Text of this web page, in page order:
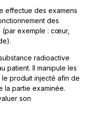
effectue des examens
des
(par exemple : cœur,
radioactive
patient. Il manipule les
produit injecté afin de
la partie examinée.
son